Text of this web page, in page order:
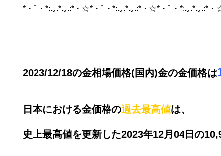
*・ﾟ・*:.｡.*.｡.:*・☆*・ﾟ・*:.｡.*.｡.:*・☆*・ﾟ・*:.｡.*.｡.:*・
2023/12/18の金相場価格(国内)金の金価格は
日本における金価格の過去最高値は、
史上最高値を更新した2023年12月04日の